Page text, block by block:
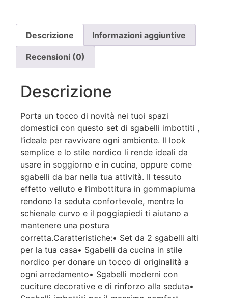
Descrizione Informazioni aggiuntive
Recensioni (0)
Descrizione
Porta un tocco di novità nei tuoi spazi
domestici con questo set di sgabelli imbottiti ,
l’ideale per ravvivare ogni ambiente. Il look
semplice e lo stile nordico li rende ideali da
usare in soggiorno e in cucina, oppure come
sgabelli da bar nella tua attività. Il tessuto
effetto velluto e l’imbottitura in gommapiuma
rendono la seduta confortevole, mentre lo
schienale curvo e il poggiapiedi ti aiutano a
mantenere una postura
corretta.Caratteristiche:• Set da 2 sgabelli alti
per la tua casa• Sgabelli da cucina in stile
nordico per donare un tocco di originalità a
ogni arredamento• Sgabelli moderni con
cuciture decorative e di rinforzo alla seduta•